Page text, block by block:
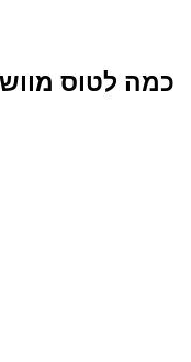
כמה לטוס